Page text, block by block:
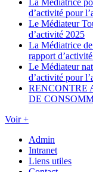
La Médiatrice
d’activité pour
Le Médiateur
d’activité 2025
La Médiatrice
rapport
Le Médiateur
d’activité pour
RENCONTRE
DE
Voir +
Admin
Intranet
Liens utiles